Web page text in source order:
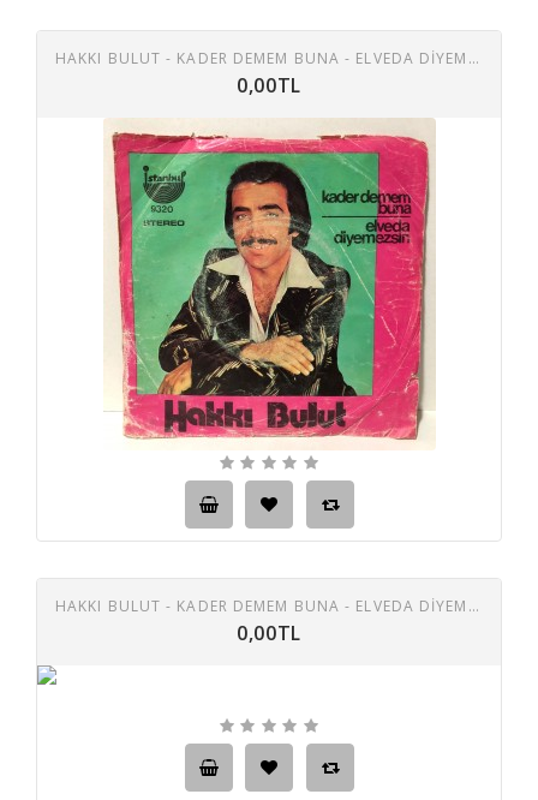
HAKKI BULUT - KADER DEMEM BUNA - ELVEDA DİYEMEZSİN 45 LİK PLAK
0,00TL
HAKKI BULUT - KADER DEMEM BUNA - ELVEDA DİYEMEZSİN 45 LİK PLAK
0,00TL